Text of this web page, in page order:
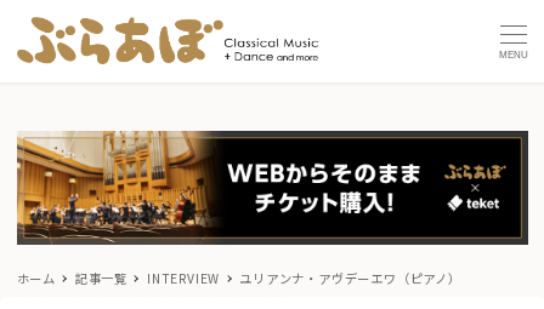
MENU
ホーム 記事一覧 INTERVIEW ユリアンナ・アヴデーエワ（ピアノ）